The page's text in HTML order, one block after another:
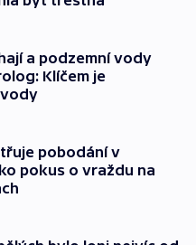
a podzemní vody
Klíčem je
pobodání v
pokus o vraždu na